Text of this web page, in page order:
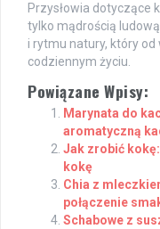
Przysłowia dotyczące
tylko mądrością
i rytmu natury, który
codziennym życiu.
Powiązane Wpisy:
Marynata do
aromatyczną
Jak zrobić
kokę
Chia z
połączenie
Schabowe z